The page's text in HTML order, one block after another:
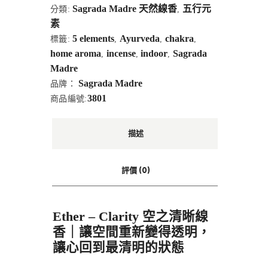
分類:Sagrada Madre 天然線香, 五行元
素
標籤:5 elements, Ayurveda, chakra,
home aroma, incense,indoor, Sagrada
Madre
品牌：Sagrada Madre
商品編號:3801
描述
評價 (0)
Ether – Clarity 空之清晰線
香｜讓空間重新變得透明，
讓心回到最清明的狀態